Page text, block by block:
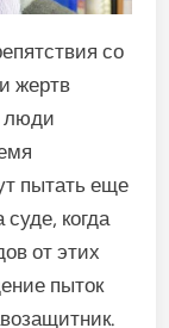
со
жертв
люди
пытать еще
когда
от этих
пыток